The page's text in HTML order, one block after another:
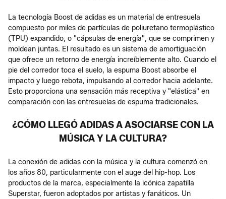
La tecnología Boost de adidas es un material de entresuela
compuesto por miles de partículas de poliuretano termoplástico
(TPU) expandido, o "cápsulas de energía", que se comprimen y
moldean juntas. El resultado es un sistema de amortiguación
que ofrece un retorno de energía increíblemente alto. Cuando el
pie del corredor toca el suelo, la espuma Boost absorbe el
impacto y luego rebota, impulsando al corredor hacia adelante.
Esto proporciona una sensación más receptiva y "elástica" en
comparación con las entresuelas de espuma tradicionales.
¿CÓMO LLEGÓ ADIDAS A ASOCIARSE CON LA
MÚSICA Y LA CULTURA?
La conexión de adidas con la música y la cultura comenzó en
los años 80, particularmente con el auge del hip-hop. Los
productos de la marca, especialmente la icónica zapatilla
Superstar, fueron adoptados por artistas y fanáticos. Un